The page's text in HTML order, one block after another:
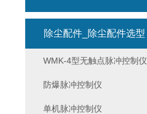
除尘配件_除尘配件选型
WMK-4型无触点脉冲控制仪
防爆脉冲控制仪
单机脉冲控制仪